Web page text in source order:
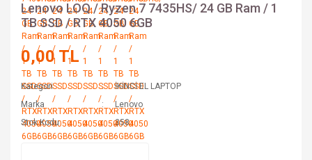
Lenovo LOQ / Ryzen 7 7435HS/ 24 GB Ram / 1
TB SSD / RTX 4050 6GB
0,00 TL
Kategori
İKİNCİ EL LAPTOP
Marka
Lenovo
Stok Kodu
358